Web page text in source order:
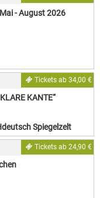
- August 2026
Tickets ab 34,00 €
KANTE“
Spiegelzelt
Tickets ab 24,90 €